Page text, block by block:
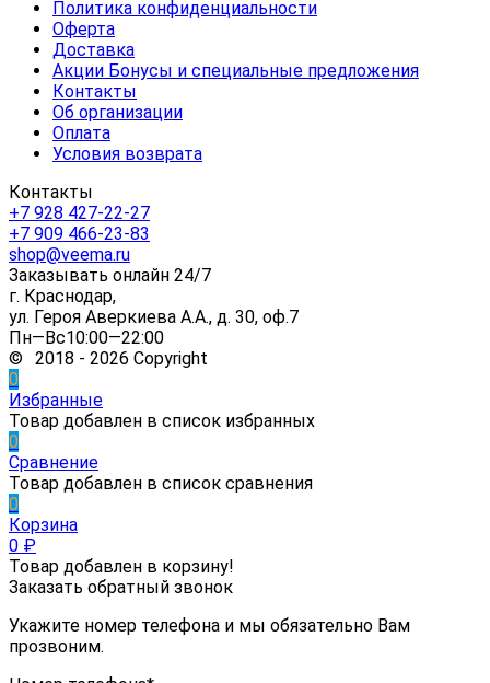
Политика конфиденциальности
Оферта
Доставка
Акции Бонусы и специальные предложения
Контакты
Об организации
Оплата
Условия возврата
Контакты
+7 928 427-22-27
+7 909 466-23-83
shop@veema.ru
Заказывать онлайн 24/7
г. Краснодар,
ул. Героя Аверкиева А.А., д. 30, оф.7
Пн—Вс10:00—22:00
© 2018 - 2026 Copyright
0
Избранные
Товар добавлен в список избранных
0
Сравнение
Товар добавлен в список сравнения
0
Корзина
0 ₽
Товар добавлен в корзину!
Заказать обратный звонок
Укажите номер телефона и мы обязательно Вам
прозвоним.